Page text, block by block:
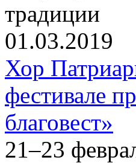
традиции
01.03.2019
Хор
фестивале
благовест»
21–23